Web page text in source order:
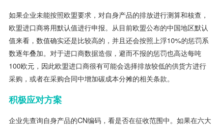
如果企业未能按照欧盟要求，对自身产品的排放进行测算和核查，
欧盟进口商将用默认值进行申报。从目前欧盟公布的中国地区默认
值来看，数值确实还是比较高的，并且还会按照上浮10%的惩罚系
数逐年叠加。对于进口商数据造假，避而不报的惩罚也高达每吨
100欧元，因此欧盟进口商很有可能会选择排放较低的供货方进行
采购，或者在采购合同中增加碳成本分摊的相关条款。
积极应对方案
企业先查询自身产品的CN编码，看是否在征收范围中。如果在六大